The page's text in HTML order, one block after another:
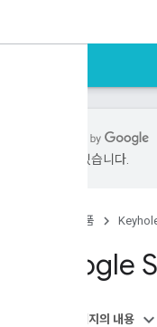
있을 수 있습니다.
제품
Google
이 페이지의 내용